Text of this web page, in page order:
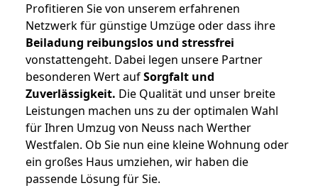
Profitieren Sie von unserem erfahrenen
Netzwerk für günstige Umzüge oder dass ihre
Beiladung reibungslos und stressfrei
vonstattengeht. Dabei legen unsere Partner
besonderen Wert aufSorgfalt und
Zuverlässigkeit. Die Qualität und unser breite
Leistungen machen uns zu der optimalen Wahl
für Ihren Umzug von Neuss nach Werther
Westfalen. Ob Sie nun eine kleine Wohnung oder
ein großes Haus umziehen, wir haben die
passende Lösung für Sie.